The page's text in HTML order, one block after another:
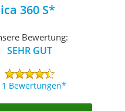
360 S
Bewertung:
SEHR GUT
Bewertungen